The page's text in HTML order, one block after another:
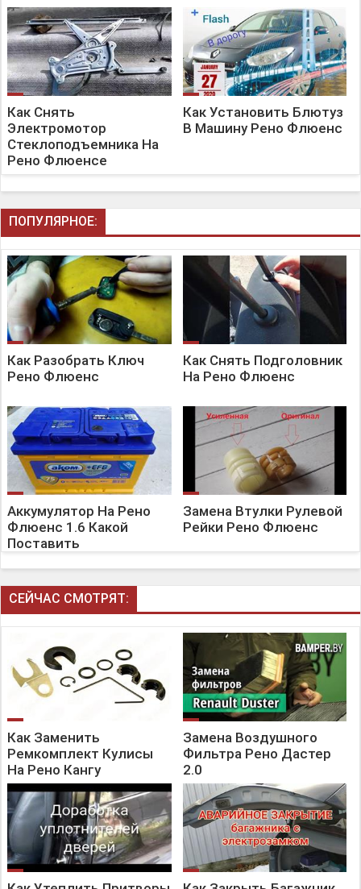
Как Снять
Электромотор
Стеклоподъемника На
Рено Флюенсе
Как Установить Блютуз
В Машину Рено Флюенс
ПОПУЛЯРНОЕ:
Как Разобрать Ключ
Рено Флюенс
Как Снять Подголовник
На Рено Флюенс
Аккумулятор На Рено
Флюенс 1.6 Какой
Поставить
Замена Втулки Рулевой
Рейки Рено Флюенс
СЕЙЧАС СМОТРЯТ:
Как Заменить
Ремкомплект Кулисы
На Рено Кангу
Замена Воздушного
Фильтра Рено Дастер
2.0